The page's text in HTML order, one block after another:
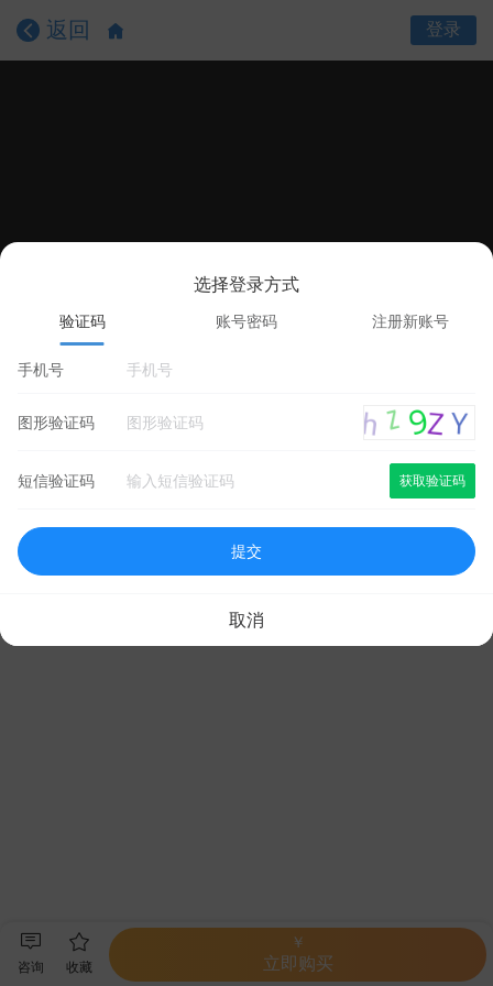
返回 登录
咨询 收藏
￥
立即购买
选择登录方式
验证码 账号密码 注册新账号
手机号
图形验证码
短信验证码 获取验证码
提交
取消